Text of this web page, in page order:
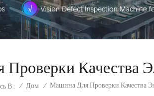
Качества
В : / Дом / Машина Для Проверки Качества